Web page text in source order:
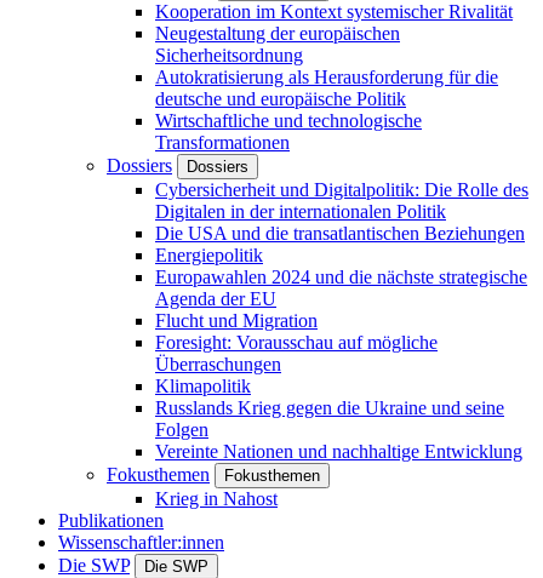
Kooperation im Kontext systemischer Rivalität
Neugestaltung der europäischen
Sicherheitsordnung
Autokratisierung als Herausforderung für die
deutsche und europäische Politik
Wirtschaftliche und technologische
Transformationen
Dossiers
Dossiers
Cybersicherheit und Digitalpolitik: Die Rolle des
Digitalen in der internationalen Politik
Die USA und die transatlantischen Beziehungen
Energiepolitik
Europawahlen 2024 und die nächste strategische
Agenda der EU
Flucht und Migration
Foresight: Vorausschau auf mögliche
Überraschungen
Klimapolitik
Russlands Krieg gegen die Ukraine und seine
Folgen
Vereinte Nationen und nachhaltige Entwicklung
Fokusthemen
Fokusthemen
Krieg in Nahost
Publikationen
Wissenschaftler:innen
Die SWP
Die SWP